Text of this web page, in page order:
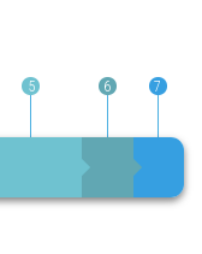
5 6 7